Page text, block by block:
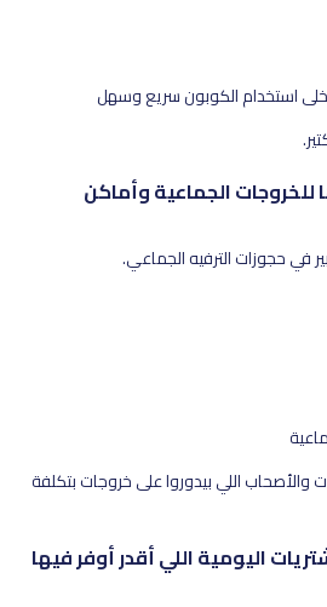
استخدام الكوبون سريع وسهل
الجماعية وأماكن
في حجوزات الترفيه الجماعي.
اللي بيدوروا على خروجات بتكلفة
اليومية اللي أقدر أوفر فيها